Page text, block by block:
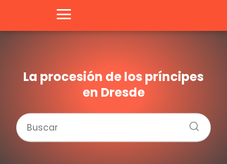
La procesión de los príncipes
en Dresde